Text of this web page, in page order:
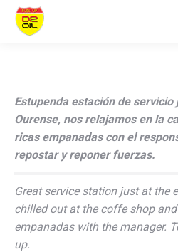
Estupenda estación de
Ourense, nos relajamos en la
ricas empanadas con el
repostar y reponer fuerzas.
Great service station just at the
chilled out at the coffe shop
empanadas with the manager.
up.